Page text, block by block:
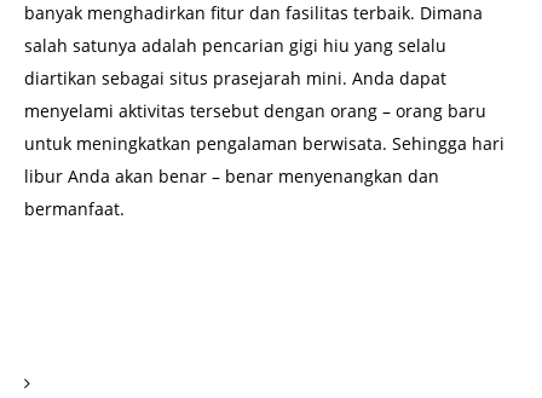
banyak menghadirkan fitur dan fasilitas terbaik. Dimana
salah satunya adalah pencarian gigi hiu yang selalu
diartikan sebagai situs prasejarah mini. Anda dapat
menyelami aktivitas tersebut dengan orang – orang baru
untuk meningkatkan pengalaman berwisata. Sehingga hari
libur Anda akan benar – benar menyenangkan dan
bermanfaat.